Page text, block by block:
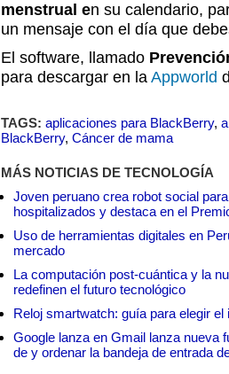
menstrual en su calendario,
un mensaje con el día que
El software, llamado
para descargar en la Appworld
TAGS: aplicaciones para BlackBerry,
BlackBerry, Cáncer de mama
MÁS NOTICIAS DE TECNOLOGÍA
Joven peruano crea robot social
hospitalizados y destaca en el
Uso de herramientas digitales en
mercado
La computación post-cuántica y la
redefinen el futuro tecnológico
Reloj smartwatch: guía para elegir el
Google lanza en Gmail lanza nueva
de y ordenar la bandeja de entrada